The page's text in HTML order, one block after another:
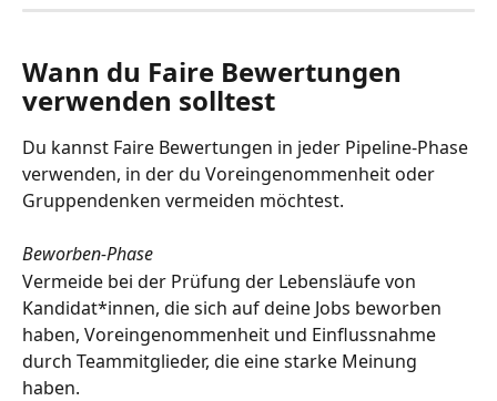
Wann du Faire Bewertungen
verwenden solltest
Du kannst Faire Bewertungen in jeder Pipeline-Phase
verwenden, in der du Voreingenommenheit oder
Gruppendenken vermeiden möchtest.
Beworben-Phase
Vermeide bei der Prüfung der Lebensläufe von
Kandidat*innen, die sich auf deine Jobs beworben
haben, Voreingenommenheit und Einflussnahme
durch Teammitglieder, die eine starke Meinung
haben.